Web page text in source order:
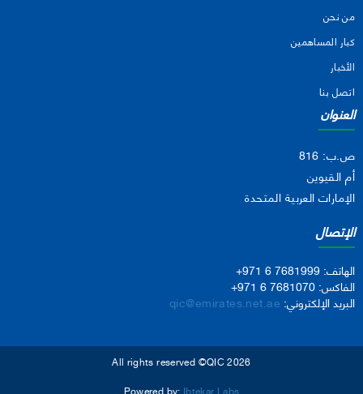
من نحن
كبار المساهمين
الأخبار
اتصل بنا
العنوان
ص.ب: 816
أم القيوين
الإمارات العربية المتحدة
الإتصال
الهاتف: +971 6 7681999
الفاكس: +971 6 7681070
البريد الإلكتروني: qic@emirates.net.ae
All rights reserved ©QIC 2026
Powered by: Ibtekar Labs